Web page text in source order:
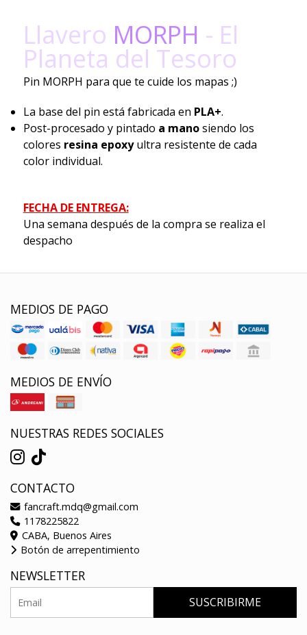
Llavero MORPH - El
Planeta del Tesoro
Pin MORPH para que te cuide los mapas ;)
La base del pin está fabricada en PLA+.
Post-procesado y pintado a manosiendo los
colores resina epoxyultra resistente de cada
color individual.
FECHA DE ENTREGA:
Una semana después de la compra se realiza el
despacho
MEDIOS DE PAGO
MEDIOS DE ENVÍO
NUESTRAS REDES SOCIALES
CONTACTO
fancraft.mdq@gmail.com
1178225822
CABA, Buenos Aires
Botón de arrepentimiento
NEWSLETTER
SUSCRIBIRME